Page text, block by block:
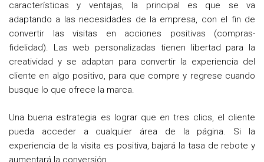
características y ventajas, la principal es que se va
adaptando a las necesidades de la empresa, con el fin de
convertir las visitas en acciones positivas (compras-
fidelidad). Las web personalizadas tienen libertad para la
creatividad y se adaptan para convertir la experiencia del
cliente en algo positivo, para que compre y regrese cuando
busque lo que ofrece la marca.
Una buena estrategia es lograr que en tres clics, el cliente
pueda acceder a cualquier área de la página. Si la
experiencia de la visita es positiva, bajará la tasa de rebote y
aumentará la conversión.